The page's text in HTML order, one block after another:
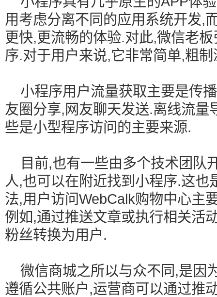
用考虑分离不同的应用系统开发,
更快,更流畅的体验.对此,微信老
序.对于用户来说,它非常简单,粗
小程序用户流量获取主要是传
友圈分享,网友聊天发送.离线流
些是小型程序访问的主要来源.
目前,也有一些由多个技术团队
人,也可以在附近找到小程序.这
法,用户访问WebCalk购物中心主
例如,通过推送文章或执行相关活
粉丝转换为用户.
微信商城之所以与众不同,是因
遵循公共账户,运营商可以通过推